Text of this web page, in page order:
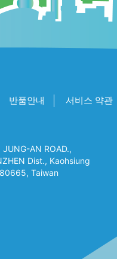
반품안내 서비스 약관
JUNG-AN ROAD.,
Dist., Kaohsiung
Taiwan